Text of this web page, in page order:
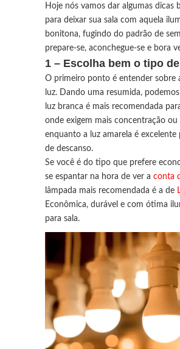
Hoje nós vamos dar algumas dicas
para deixar sua sala com aquela
bonitona, fugindo do padrão de
prepare-se, aconchegue-se e bora
1 – Escolha bem o tipo
O primeiro ponto é entender sobre
luz. Dando uma resumida,
luz branca é mais recomendada
onde exigem mais concentração ou
enquanto a luz amarela é excelente
de descanso.
Se você é do tipo que prefere
se espantar na hora de ver a conta
lâmpada mais recomendada é a de
Econômica, durável e com ótima
para sala.